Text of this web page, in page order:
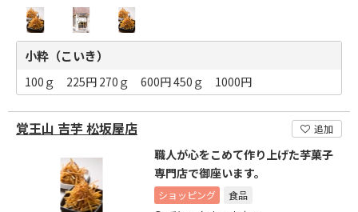
小粋（こいき）
100ｇ 225円 270ｇ 600円 450ｇ 1000円
覚王山 吉芋 松坂屋店 追加
職人が心をこめて作り上げた芋菓子
専門店で御座います。
ショッピング 食品